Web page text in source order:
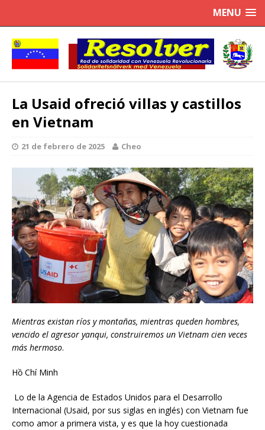
MENU
La Usaid ofreció villas y castillos
en Vietnam
21 de febrero de 2025 Cheo
Mientras existan ríos y montañas, mientras queden hombres,
vencido el agresor yanqui, construiremos un Vietnam cien veces
más hermoso.
Hồ Chí Minh
Lo de la Agencia de Estados Unidos para el Desarrollo
Internacional (Usaid, por sus siglas en inglés) con Vietnam fue
como amor a primera vista, y es que la hoy cuestionada